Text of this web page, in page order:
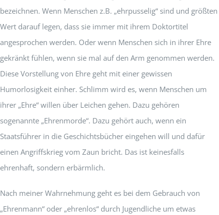
bezeichnen. Wenn Menschen z.B. „ehrpusselig“ sind und größten
Wert darauf legen, dass sie immer mit ihrem Doktortitel
angesprochen werden. Oder wenn Menschen sich in ihrer Ehre
gekränkt fühlen, wenn sie mal auf den Arm genommen werden.
Diese Vorstellung von Ehre geht mit einer gewissen
Humorlosigkeit einher. Schlimm wird es, wenn Menschen um
ihrer „Ehre“ willen über Leichen gehen. Dazu gehören
sogenannte „Ehrenmorde“. Dazu gehört auch, wenn ein
Staatsführer in die Geschichtsbücher eingehen will und dafür
einen Angriffskrieg vom Zaun bricht. Das ist keinesfalls
ehrenhaft, sondern erbärmlich.
Nach meiner Wahrnehmung geht es bei dem Gebrauch von
„Ehrenmann“ oder „ehrenlos“ durch Jugendliche um etwas